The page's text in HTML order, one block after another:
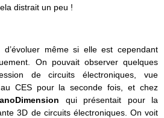
distrait un peu !
d’évoluer même si elle est cependant
On pouvait observer quelques
de circuits électroniques, vue
au CES pour la seconde fois, et chez
qui présentait pour la
3D de circuits électroniques. On voit